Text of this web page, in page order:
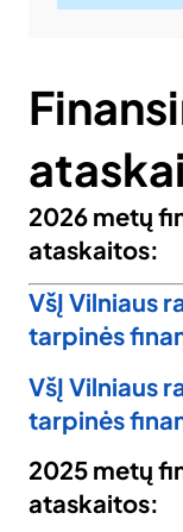
2026 metų
ataskaitos:
VšĮ Vilniaus
tarpinės
VšĮ Vilniaus
tarpinės
2025 metų
ataskaitos: